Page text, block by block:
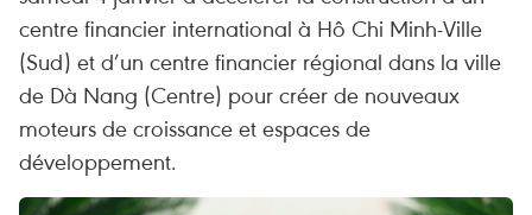
centre financier international à Hô Chi Minh-Ville
(Sud) et d’un centre financier régional dans la ville
de Dà Nang (Centre) pour créer de nouveaux
moteurs de croissance et espaces de
développement.